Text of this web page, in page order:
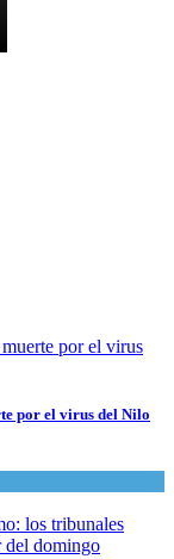
por el virus del Nilo